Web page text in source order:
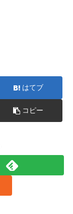
はてブ
コピー